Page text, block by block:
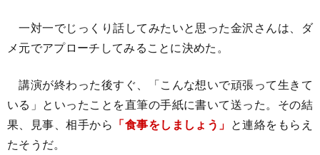
一対一でじっくり話してみたいと思った金沢さんは、ダ
メ元でアプローチしてみることに決めた。
講演が終わった後すぐ、「こんな想いで頑張って生きて
いる」といったことを直筆の手紙に書いて送った。その結
果、見事、相手から 「食事をしましょう」 と連絡をもらえ
たそうだ。